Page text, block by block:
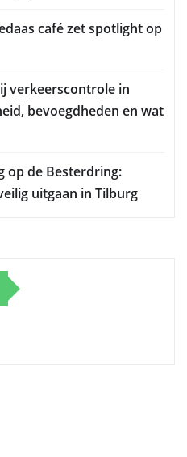
café zet spotlight op
verkeerscontrole in
bevoegdheden en wat
op de Besterdring:
uitgaan in Tilburg